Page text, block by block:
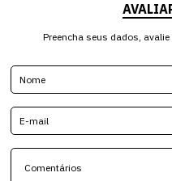
Preencha seus dados,